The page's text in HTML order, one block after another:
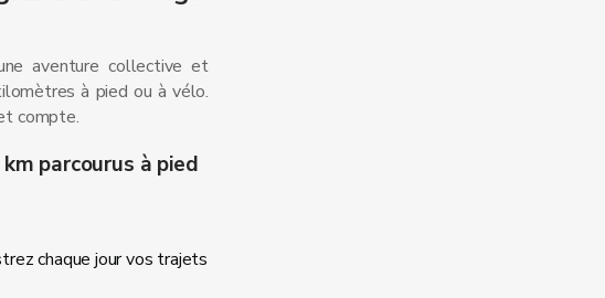
aventure collective et
à pied ou à vélo.
compte.
parcourus à pied
chaque jour vos trajets